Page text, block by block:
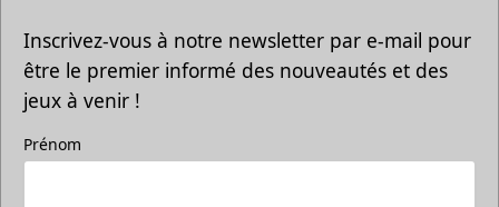
Inscrivez-vous à notre newsletter par e-mail pour
être le premier informé des nouveautés et des
jeux à venir !
Prénom